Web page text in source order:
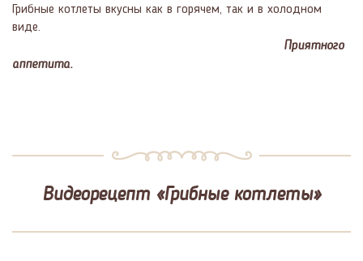
Грибные котлеты вкусны как в горячем, так и в холодном
виде.
Приятного
аппетита.
Видеорецепт «Грибные котлеты»